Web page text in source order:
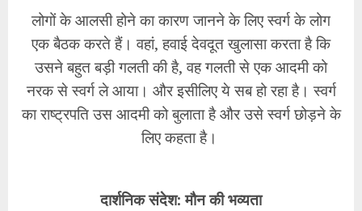
लोगों के आलसी होने का कारण जानने के लिए स्वर्ग के लोग
एक बैठक करते हैं। वहां, हवाई देवदूत खुलासा करता है कि
उसने बहुत बड़ी गलती की है, वह गलती से एक आदमी को
नरक से स्वर्ग ले आया। और इसीलिए ये सब हो रहा है। स्वर्ग
का राष्ट्रपति उस आदमी को बुलाता है और उसे स्वर्ग छोड़ने के
लिए कहता है।
दार्शनिक संदेश: मौन की भव्यता